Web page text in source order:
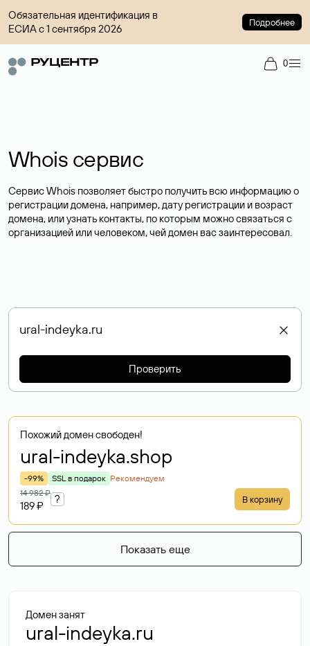
Обязательная идентификация в
ЕСИА с 1 сентября 2026
Подробнее
0
Whois сервис
Сервис Whois позволяет быстро получить всю информацию о
регистрации домена, например, дату регистрации и возраст
домена, или узнать контакты, по которым можно связаться с
организацией или человеком, чей домен вас заинтересовал.
Проверить
Похожий домен свободен!
ural-indeyka.shop
-99% SSL в подарок Рекомендуем
14 982 ₽
189 ₽
? В корзину
Показать еще
Домен занят
ural-indeyka.ru